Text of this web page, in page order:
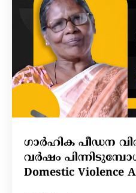
ഗാർഹിക പീഡന
വർഷം
Domestic Violence